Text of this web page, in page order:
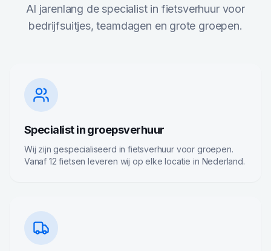
Al jarenlang de specialist in fietsverhuur voor
bedrijfsuitjes, teamdagen en grote groepen.
Specialist in groepsverhuur
Wij zijn gespecialiseerd in fietsverhuur voor groepen.
Vanaf 12 fietsen leveren wij op elke locatie in Nederland.